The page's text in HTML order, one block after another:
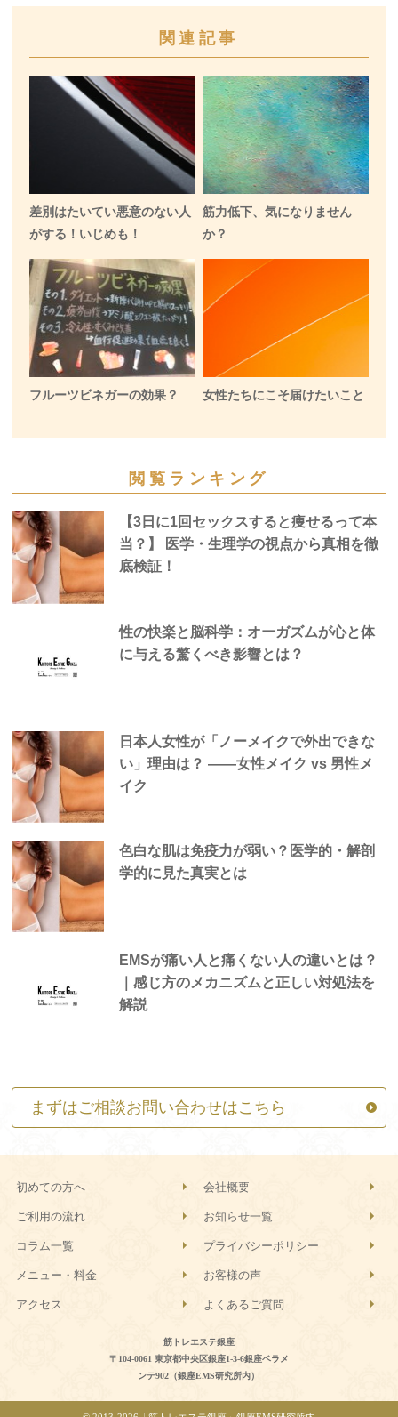
関連記事
差別はたいてい悪意のない人
がする！いじめも！
筋力低下、気になりません
か？
フルーツビネガーの効果？ 女性たちにこそ届けたいこと
閲覧ランキング
【3日に1回セックスすると痩せるって本
当？】 医学・生理学の視点から真相を徹
底検証！
性の快楽と脳科学：オーガズムが心と体
に与える驚くべき影響とは？
日本人女性が「ノーメイクで外出できな
い」理由は？ —―女性メイク vs 男性メ
イク
色白な肌は免疫力が弱い？医学的・解剖
学的に見た真実とは
EMSが痛い人と痛くない人の違いとは？
｜感じ方のメカニズムと正しい対処法を
解説
まずはご相談お問い合わせはこちら
筋トレエステ銀座
〒104-0061 東京都中央区銀座1-3-6銀座ベラメ
ンテ902（銀座EMS研究所内）
初めての方へ 会社概要
ご利用の流れ お知らせ一覧
コラム一覧 プライバシーポリシー
メニュー・料金 お客様の声
アクセス よくあるご質問